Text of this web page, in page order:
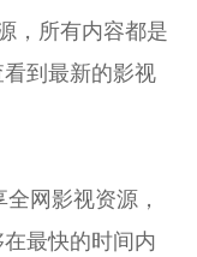
所有内容都是
到最新的影视
网影视资源，
最快的时间内